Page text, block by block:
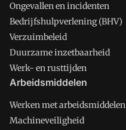
Ongevallen en incidenten
Bedrijfshulpverlening (BHV)
Verzuimbeleid
Duurzame inzetbaarheid
Werk- en rusttijden
Arbeidsmiddelen
Werken met arbeidsmiddelen
Machineveiligheid